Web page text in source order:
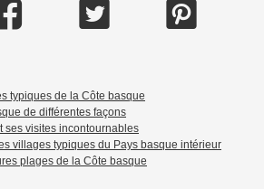
typiques de la Côte basque
de différentes façons
ses visites incontournables
villages typiques du Pays basque intérieur
plages de la Côte basque